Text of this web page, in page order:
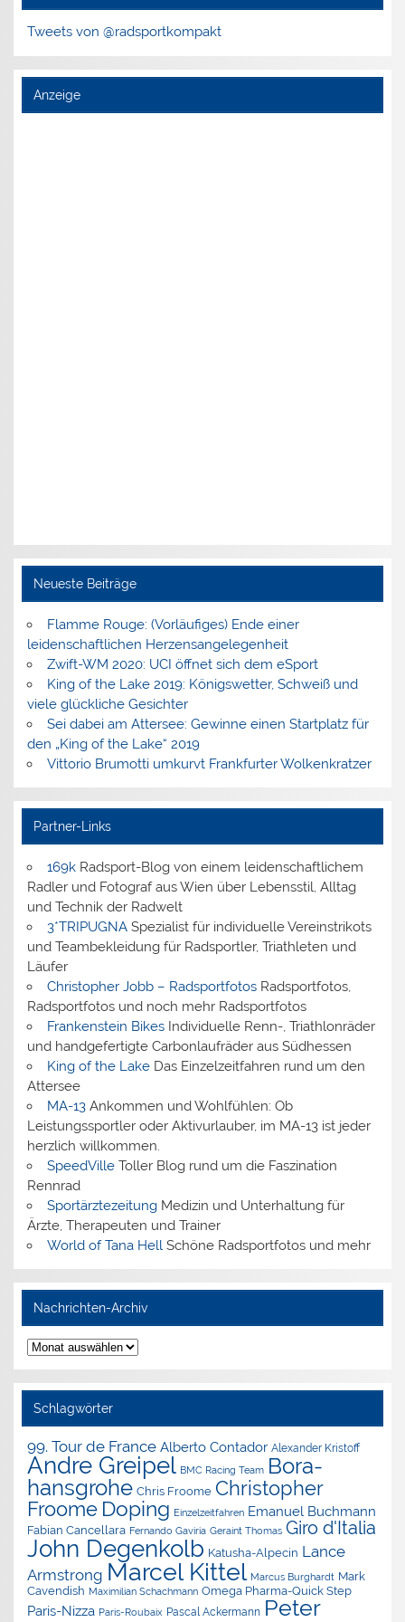
Tweets von @radsportkompakt
Anzeige
Neueste Beiträge
Flamme Rouge: (Vorläufiges) Ende einer
leidenschaftlichen Herzensangelegenheit
Zwift-WM 2020: UCI öffnet sich dem eSport
King of the Lake 2019: Königswetter, Schweiß und
viele glückliche Gesichter
Sei dabei am Attersee: Gewinne einen Startplatz für
den „King of the Lake“ 2019
Vittorio Brumotti umkurvt Frankfurter Wolkenkratzer
Partner-Links
169kRadsport-Blog von einem leidenschaftlichem
Radler und Fotograf aus Wien über Lebensstil, Alltag
und Technik der Radwelt
3*TRIPUGNASpezialist für individuelle Vereinstrikots
und Teambekleidung für Radsportler, Triathleten und
Läufer
Christopher Jobb – RadsportfotosRadsportfotos,
Radsportfotos und noch mehr Radsportfotos
Frankenstein BikesIndividuelle Renn-, Triathlonräder
und handgefertigte Carbonlaufräder aus Südhessen
King of the LakeDas Einzelzeitfahren rund um den
Attersee
MA-13Ankommen und Wohlfühlen: Ob
Leistungssportler oder Aktivurlauber, im MA-13 ist jeder
herzlich willkommen.
SpeedVilleToller Blog rund um die Faszination
Rennrad
SportärztezeitungMedizin und Unterhaltung für
Ärzte, Therapeuten und Trainer
World of Tana Hell Schöne Radsportfotos und mehr
Nachrichten-Archiv
Nachrichten-
Archiv
Schlagwörter
99. Tour de France Alberto Contador Alexander Kristoff
Andre Greipel BMC Racing Team Bora-
hansgrohe Chris Froome Christopher
Froome Doping Einzelzeitfahren Emanuel Buchmann
Fabian Cancellara Fernando Gaviria Geraint Thomas Giro d'Italia
John Degenkolb Katusha-Alpecin Lance
Armstrong Marcel Kittel Marcus Burghardt Mark
Cavendish Maximilian Schachmann Omega Pharma-Quick Step
Paris-Nizza Paris-Roubaix Pascal Ackermann Peter